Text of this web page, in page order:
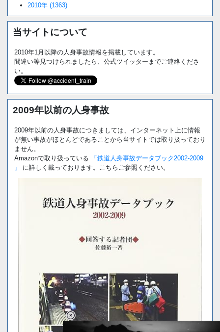
2010年 (1363)
当サイトについて
2010年1月以降の人身事故情報を掲載しています。
間違い等見つけられましたら、公式ツイッターまでご連絡くださ
い。
2009年以前の人身事故
2009年以前の人身事故につきましては、インターネット上に情報
が無い事故がほとんどであることから当サイトでは取り扱っており
ません。
Amazonで取り扱っている
「鉄道人身事故データブック2002-2009
」
に詳しく載っております。こちらご参照ください。